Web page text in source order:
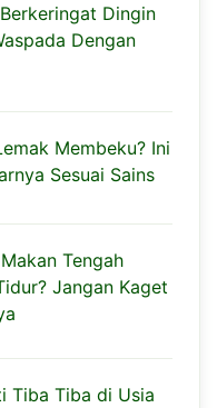
Dingin
Dengan
Membeku? Ini
Sesuai Sains
Tengah
Jangan Kaget
Tiba Tiba di Usia